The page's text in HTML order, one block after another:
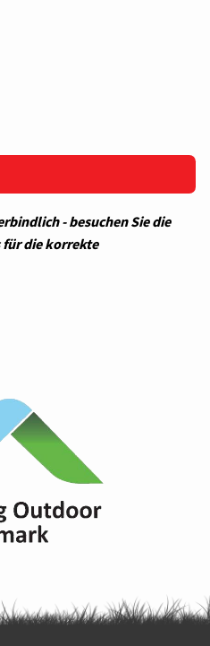
- besuchen Sie die
für die korrekte